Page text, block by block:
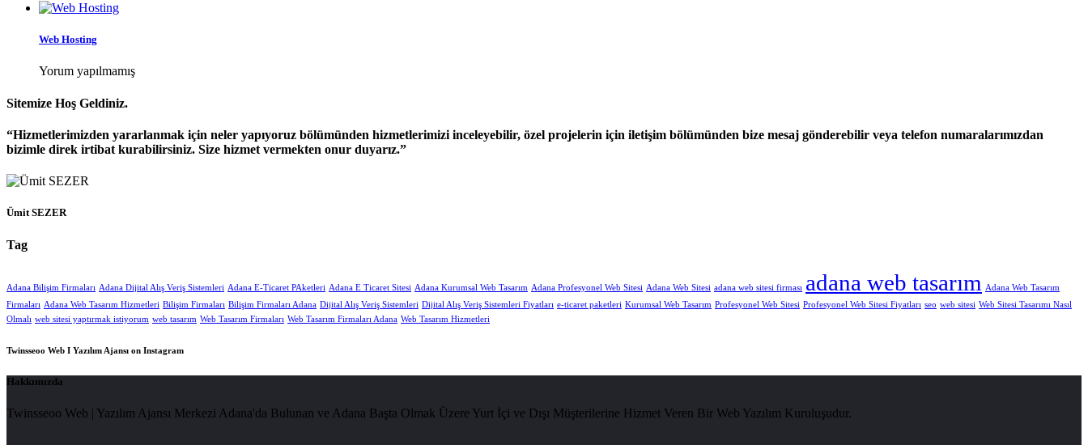
Web Hosting
Yorum yapılmamış
Sitemize Hoş Geldiniz.
Hizmetlerimizden yararlanmak için neler yapıyoruz bölümünden hizmetlerimizi inceleyebilir, özel projelerin için iletişim bölümünden bize mesaj gönderebilir veya telefon numaralarımızdan
bizimle direk irtibat kurabilirsiniz. Size hizmet vermekten onur duyarız.
Ümit SEZER
Tag
Adana Bilişim Firmaları Adana Dijital Alış Veriş Sistemleri Adana E-Ticaret PAketleri Adana E Ticaret Sitesi Adana Kurumsal Web Tasarım Adana Profesyonel Web Sitesi Adana Web Sitesi adana web sitesi firması adana web tasarım
Adana Web Tasarım
Firmaları Adana Web Tasarım Hizmetleri Bilişim Firmaları Bilişim Firmaları Adana Dijital Alış Veriş Sistemleri Dijital Alış Veriş Sistemleri Fiyatları e-ticaret paketleri Kurumsal Web Tasarım Profesyonel Web Sitesi Profesyonel Web Sitesi Fiyatları seo web sitesi Web Sitesi Tasarımı Nasıl
Olmalı web sitesi yaptırmak istiyorum web tasarım Web Tasarım Firmaları Web Tasarım Firmaları Adana Web Tasarım Hizmetleri
Twinsseoo Web I Yazılım Ajansı on Instagram
Hakkımızda
Twinsseoo Web | Yazılım Ajansı Merkezi Adana'da Bulunan ve Adana Başta Olmak Üzere Yurt İçi ve Dışı Müşterilerine Hizmet Veren Bir Web Yazılım Kuruluşudur.